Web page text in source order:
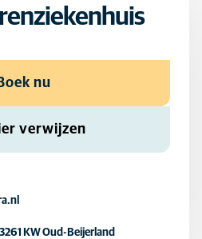
nu
verwijzen
KW Oud-Beijerland